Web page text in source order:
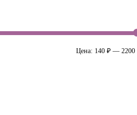
Цена: 140 ₽ — 2200